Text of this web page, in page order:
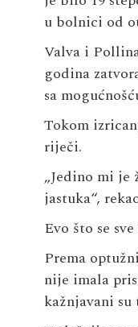
u bolnici od
Valva i
godina
sa
Tokom
riječi.
„Jedino mi je
jastuka“,
Evo što se
Prema
nije imala
kažnjavani